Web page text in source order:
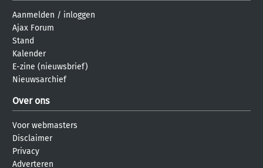
Aanmelden / inloggen
Ajax Forum
Stand
Kalender
E-zine (nieuwsbrief)
Nieuwsarchief
Over ons
Voor webmasters
Disclaimer
Privacy
Adverteren